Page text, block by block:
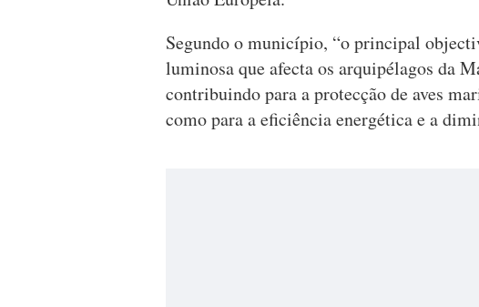
Segundo o município, “o principal
luminosa que afecta os arquipélagos da
contribuindo para a protecção de aves
como para a eficiência energética e a